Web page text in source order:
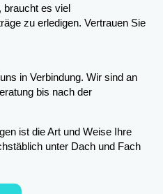
es viel
zu erledigen. Vertrauen Sie
in Verbindung. Wir sind an
bis nach der
ist die Art und Weise Ihre
unter Dach und Fach